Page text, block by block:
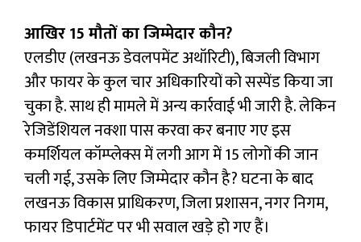
आखिर 15 मौतों का जिम्मेदार कौन?
एलडीए (लखनऊ डेवलपमेंट अथॉरिटी), बिजली विभाग
और फायर के कुल चार अधिकारियों को सस्पेंड किया जा
चुका है. साथ ही मामले में अन्य कार्रवाई भी जारी है. लेकिन
रेजिडेंशियल नक्शा पास करवा कर बनाए गए इस
कमर्शियल कॉम्प्लेक्स में लगी आग में 15 लोगों की जान
चली गई, उसके लिए जिम्मेदार कौन है? घटना के बाद
लखनऊ विकास प्राधिकरण, जिला प्रशासन, नगर निगम,
फायर डिपार्टमेंट पर भी सवाल खड़े हो गए हैं।